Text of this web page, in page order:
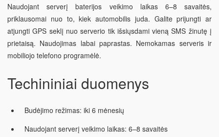
Naudojant serverį baterijos veikimo laikas 6–8 savaitės,
priklausomai nuo to, kiek automobilis juda. Galite prijungti ar
atjungti GPS seklį nuo serverio tik išsiųsdami vieną SMS žinutę į
prietaisą. Naudojimas labai paprastas. Nemokamas serveris ir
mobiliojo telefono programėlė.
Techininiai duomenys
Budėjimo režimas: iki 6 mėnesių
Naudojant serverį veikimo laikas: 6–8 savaitės